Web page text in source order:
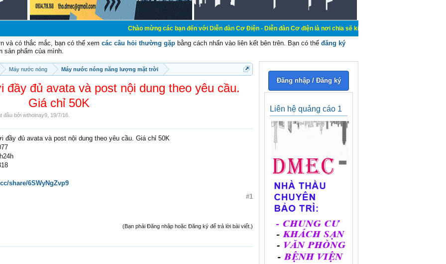
Chào mừng các bạn đến với Diễn đàn Cơ Điện - Diễn đàn Cơ điện là nơi chia sẽ kiến thức kinh nghiệm trong lãnh vực
và có thắc mắc, bạn có thể xem các câu hỏi thường gặp bằng cách nhấn vào liên kết bên trên. Bạn có thể đăng ký
sản phẩm của mình.
Máy nước nóng Máy nước nóng năng lượng mặt trời
đầy đủ avata và post nội dung theo yêu cầu.
Giá chỉ 50K
đầu bởi wthoinay9 19/7/16
đầy đủ avata và post nội dung theo yêu cầu. Giá chỉ 50K
share/6SWyNgZvp9
#1
(Bạn phải Đăng nhập hoặc Đăng ký để trả lời bài viết.)
Đăng nhập / Đăng ký
Liên hệ quảng cáo 1